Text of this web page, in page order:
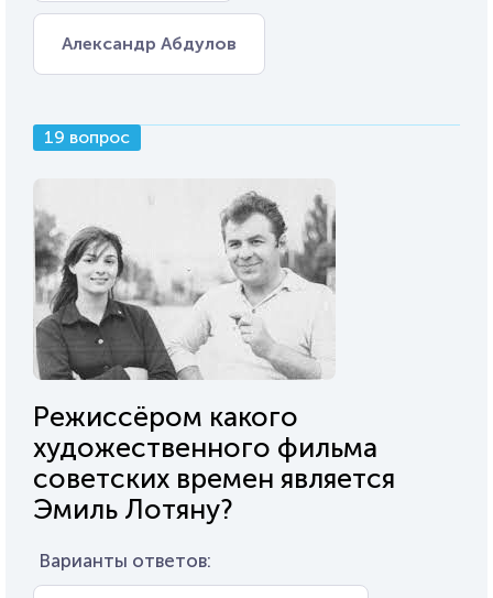
Александр Абдулов
19 вопрос
Режиссёром какого
художественного фильма
советских времен является
Эмиль Лотяну?
Варианты ответов: